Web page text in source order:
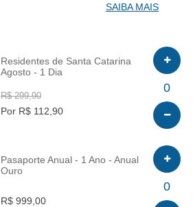
SAIBA MAIS
Residentes de Santa Catarina
Agosto - 1 Dia
R$ 299,90
Por R$ 112,90
0
Pasaporte Anual - 1 Ano - Anual
Ouro
R$ 999,00
0